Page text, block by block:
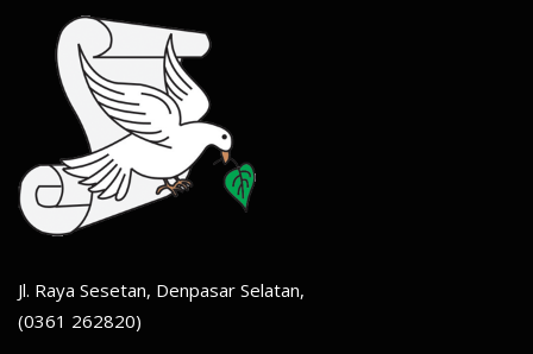
Jl. Raya Sesetan, Denpasar Selatan,
(0361 262820)